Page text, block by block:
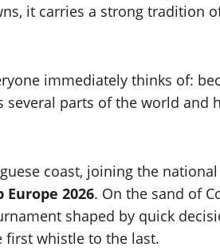
it carries a strong tradition
immediately thinks of:
parts of the world and
coast, joining the
Europe 2026. On the sand of
shaped by quick
first whistle to the last.